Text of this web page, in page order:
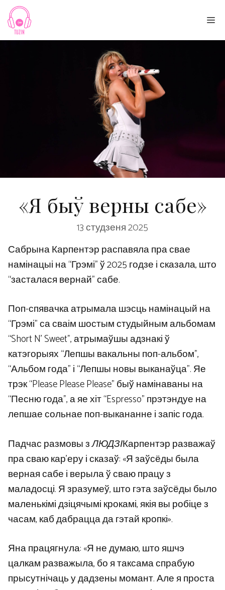
Skip
content
«Я быў верны сабе»
13 студзеня 2025
Сабрына Карпентэр распавяла пра свае
намінацыі на “Грэмі” ў 2025 годзе і сказала, што
“засталася вернай” сабе.
Поп-спявачка атрымала шэсць намінацый на
“Грэмі” са сваім шостым студыйным альбомам
“Short N’ Sweet”, атрымаўшы адзнакі ў
катэгорыях “Лепшы вакальны поп-альбом”,
“Альбом года” і “Лепшы новы выканаўца”. Яе
трэк “Please Please Please” быў намінаваны на
“Песню года”, а яе хіт “Espresso” прэтэндуе на
лепшае сольнае поп-выкананне і запіс года.
Падчас размовы зЛЮДЗІКарпентэр разважаў
пра сваю кар’еру і сказаў: «Я заўсёды была
верная сабе і верыла ў сваю працу з
маладосці. Я зразумеў, што гэта заўсёды было
маленькімі дзіцячымі крокамі, якія вы робіце з
часам, каб дабрацца да гэтай кропкі».
Яна працягнула: «Я не думаю, што яшчэ
цалкам разважыла, бо я таксама спрабую
прысутнічаць у дадзены момант. Але я проста